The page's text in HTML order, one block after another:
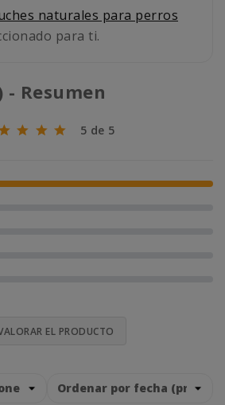
naturales para perros
para ti.
- Resumen
5 de 5
100% (1)
EL PRODUCTO